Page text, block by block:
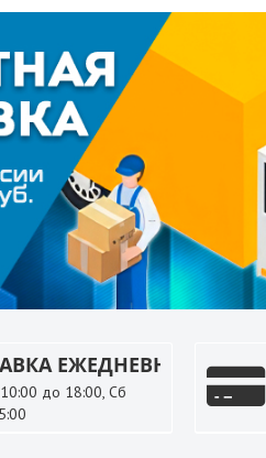
ЕЖЕДНЕВНО
до 18:00, Сб